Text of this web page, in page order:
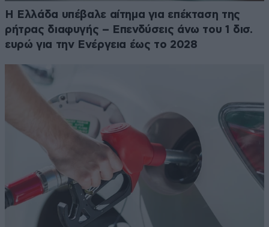
Η Ελλάδα υπέβαλε αίτημα για επέκταση της
ρήτρας διαφυγής – Επενδύσεις άνω του 1 δισ.
ευρώ για την Ενέργεια έως το 2028